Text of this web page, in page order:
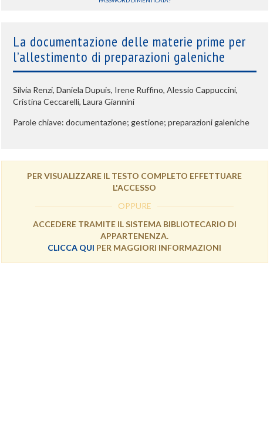
La documentazione delle materie prime per
l’allestimento di preparazioni galeniche
Silvia Renzi, Daniela Dupuis, Irene Ruffino, Alessio Cappuccini,
Cristina Ceccarelli, Laura Giannini
Parole chiave: documentazione; gestione; preparazioni galeniche
PER VISUALIZZARE IL TESTO COMPLETO EFFETTUARE
L'ACCESSO
OPPURE
ACCEDERE TRAMITE IL SISTEMA BIBLIOTECARIO DI
APPARTENENZA.
CLICCA QUI PER MAGGIORI INFORMAZIONI